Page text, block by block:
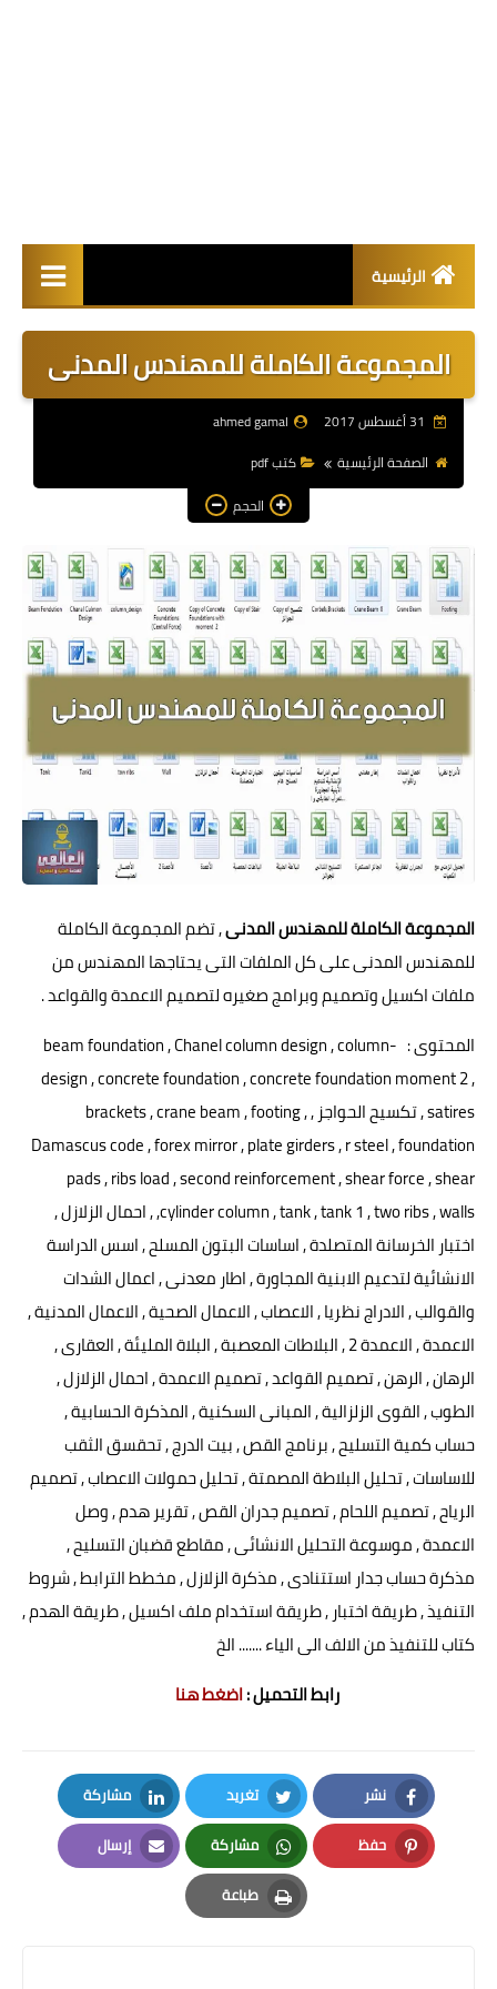
الرئيسية
مقالات
كتب pdf
اكواد البناء
هندسة معمارية
مناهج و كورسات
مشاريع هندسية متنوعة
اوتوكاد autocad
برامج هندسية
المجموعة الكاملة للمهندس المدنى
ahmed gamal
الصفحة الرئيسية
كتب pdf
الحجم
المجموعة الكاملة للمهندس المدنى, تضم المجموعة الكاملة
للمهندس المدنى على كل الملفات التى يحتاجها المهندس من
ملفات اكسيل وتصميم وبرامج صغيره لتصميم الاعمدة والقواعد .
المحتوى : beam foundation , Chanel column design , column-
design , concrete foundation , concrete foundation moment 2 ,
satires , تكسيح الحواجز , brackets , crane beam , footing ,
Damascus code , forex mirror , plate girders , r steel , foundation
pads , ribs load , second reinforcement , shear force , shear
,cylinder column , tank , tank 1 , two ribs , walls , احمال الزلازل ,
اختبار الخرسانة المتصلدة , اساسات البتون المسلح , اسس الدراسة
الانشائية لتدعيم الابنية المجاورة , اطار معدنى , اعمال الشدات
والقوالب , الادراج نظريا , الاعصاب , الاعمال الصحية , الاعمال المدنية ,
الاعمدة , الاعمدة 2 , البلاطات المعصبة , البلاة المليئة , العقارى ,
الرهان , الرهن , تصميم القواعد , تصميم الاعمدة , احمال الزلازل ,
الطوب , القوى الزلزالية , المبانى السكنية , المذكرة الحسابية ,
حساب كمية التسليح , برنامج القص , بيت الدرج , تحقسق الثقب
للاساسات , تحليل البلاطة المصمتة , تحليل حمولات الاعصاب , تصميم
الرياح , تصميم اللحام , تصميم جدران القص , تقرير هدم , وصل
الاعمدة , موسوعة التحليل الانشائى , مقاطع قضبان التسليح ,
مذكرة حساب جدار استتنادى , مذكرة الزلازل , مخطط الترابط , شروط
التنفيذ , طريقة اختبار , طريقة استخدام ملف اكسيل , طريقة الهدم ,
كتاب للتنفيذ من الالف الى الياء ....... الخ
رابط التحميل :اضغط هنا
نشر
Facebook
تغريد
Twitter
مشاركة
LinkedIn
حفظ
Pinterest
مشاركة
Whatsapp
إرسال
Email
طباعة
Print